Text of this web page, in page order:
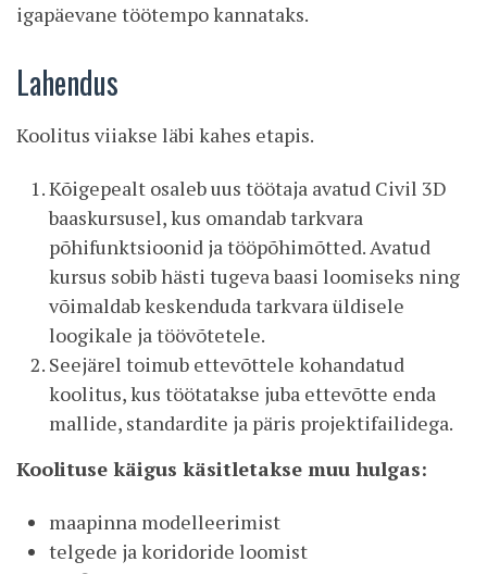
igapäevane töötempo kannataks.
Lahendus
Koolitus viiakse läbi kahes etapis.
Kõigepealt osaleb uus töötaja avatud Civil 3D
baaskursusel, kus omandab tarkvara
põhifunktsioonid ja tööpõhimõtted. Avatud
kursus sobib hästi tugeva baasi loomiseks ning
võimaldab keskenduda tarkvara üldisele
loogikale ja töövõtetele.
Seejärel toimub ettevõttele kohandatud
koolitus, kus töötatakse juba ettevõtte enda
mallide, standardite ja päris projektifailidega.
Koolituse käigus käsitletakse muu hulgas:
maapinna modelleerimist
telgede ja koridoride loomist